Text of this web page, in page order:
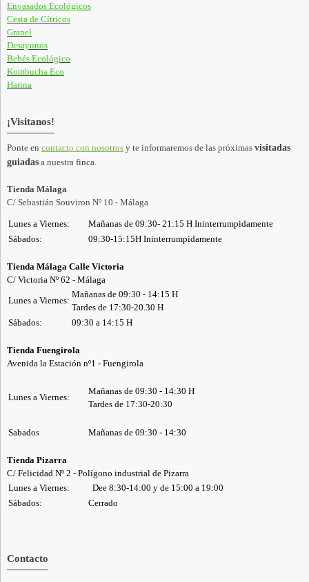
Envasados Ecológicos
Cesta de Cítricos
Granel
Desayunos
Bebés Ecológico
Kombucha Eco
Harina
¡Visitanos!
Ponte en contacto con nosotros y te informaremos de las próximas visitadas
guiadas a nuestra finca.
Tienda Málaga
C/ Sebastián Souviron Nº 10 - Málaga
Lunes a Viernes:
Mañanas de 09:30- 21:15 H Ininterrumpidamente
Sábados:
09:30-15:15H Ininterrumpidamente
Tienda Málaga Calle Victoria
C/ Victoria Nº 62 - Málaga
Lunes a Viernes:
Mañanas de 09:30 - 14:15 H
Tardes de 17:30-20.30 H
Sábados:
09:30 a 14:15 H
Tienda Fuengirola
Avenida la Estación nº1 - Fuengirola
Lunes a Viernes:
Mañanas de 09:30 - 14:30 H
Tardes de 17:30-20:30
Sabados Mañanas de 09:30 - 14:30
Tienda Pizarra
C/ Felicidad Nº 2 - Polígono industrial de Pizarra
Lunes a Viernes:
Dee 8:30-14:00 y de 15:00 a 19:00
Sábados:
Cerrado
Contacto